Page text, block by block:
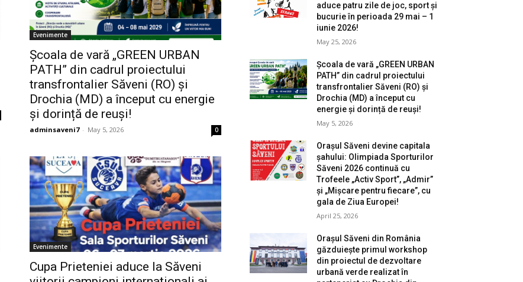
Evenimente
Școala de vară „GREEN URBAN
PATH” din cadrul proiectului
transfrontalier Săveni (RO) și
Drochia (MD) a început cu energie
și dorință de reuși!
adminsaveni7 - May 5, 2026 0
Evenimente
Cupa Prieteniei aduce la Săveni
aduce patru zile de joc, sport și
bucurie în perioada 29 mai – 1
iunie 2026!
May 25, 2026
Școala de vară „GREEN URBAN
PATH” din cadrul proiectului
transfrontalier Săveni (RO) și
Drochia (MD) a început cu
energie și dorință de reuși!
May 5, 2026
Orașul Săveni devine capitala
șahului: Olimpiada Sporturilor
Săveni 2026 continuă cu
Trofeele „Activ Sport”, „Admir”
și „Mișcare pentru fiecare”, cu
gala de Ziua Europei!
April 25, 2026
Orașul Săveni din România
găzduiește primul workshop
din proiectul de dezvoltare
urbană verde realizat în